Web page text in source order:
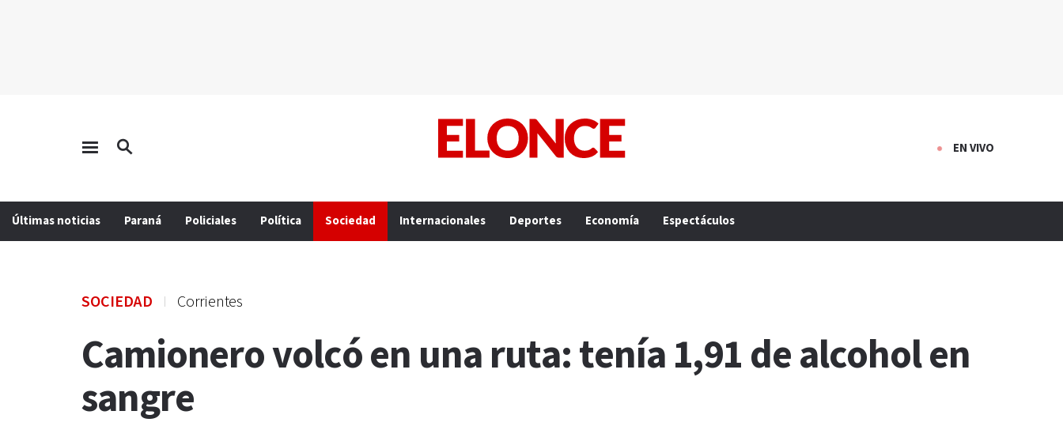
EN VIVO
Últimas noticias Paraná Policiales Política Sociedad Internacionales Deportes Economía Espectáculos
SOCIEDAD Corrientes
Camionero volcó en una ruta: tenía 1,91 de alcohol en
sangre